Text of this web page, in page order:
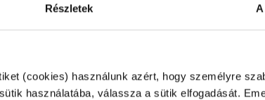
Részletek
(cookies) használunk azért, hogy személyre
használatába, válassza a sütik elfogadását.
neki a szent
te is leraksz egy
mutatott.”